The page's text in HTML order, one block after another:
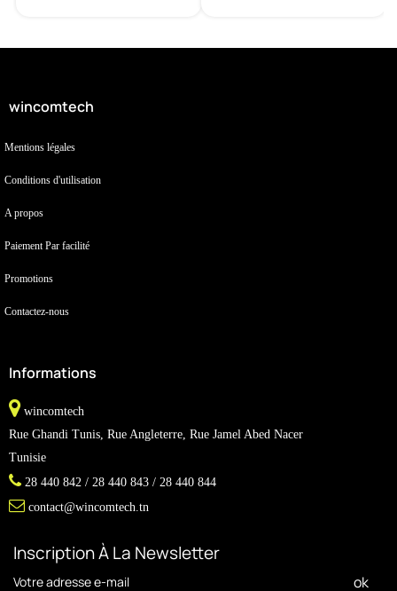
wincomtech
Mentions légales
Conditions d'utilisation
A propos
Paiement Par facilité
Promotions
Contactez-nous
Informations
wincomtech
Rue Ghandi Tunis, Rue Angleterre, Rue Jamel Abed Nacer
Tunisie
28 440 842 / 28 440 843 / 28 440 844
contact@wincomtech.tn
Inscription À La Newsletter